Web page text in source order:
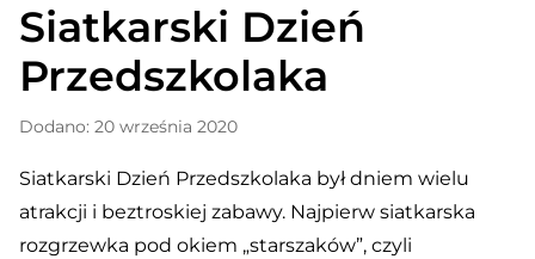
Komunikaty
Szkoła
Dokumenty
Osiągnięcia
Warto wiedzieć
Siatkarski Dzień
Przedszkolaka
Dodano: 20 września 2020
Siatkarski Dzień Przedszkolaka był dniem wielu
atrakcji i beztroskiej zabawy. Najpierw siatkarska
rozgrzewka pod okiem „starszaków”, czyli